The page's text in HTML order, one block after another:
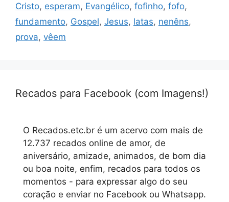
Cristo, esperam, Evangélico, fofinho, fofo,
fundamento, Gospel, Jesus, latas, nenêns,
prova, vêem
Recados para Facebook (com Imagens!)
O Recados.etc.br é um acervo com mais de
12.737 recados online de amor, de
aniversário, amizade, animados, de bom dia
ou boa noite, enfim, recados para todos os
momentos - para expressar algo do seu
coração e enviar no Facebook ou Whatsapp.